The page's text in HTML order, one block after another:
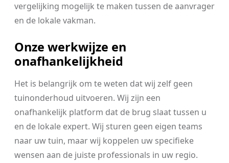
vergelijking mogelijk te maken tussen de aanvrager
en de lokale vakman.
Onze werkwijze en
onafhankelijkheid
Het is belangrijk om te weten dat wij zelf geen
tuinonderhoud uitvoeren. Wij zijn een
onafhankelijk platform dat de brug slaat tussen u
en de lokale expert. Wij sturen geen eigen teams
naar uw tuin, maar wij koppelen uw specifieke
wensen aan de juiste professionals in uw regio.